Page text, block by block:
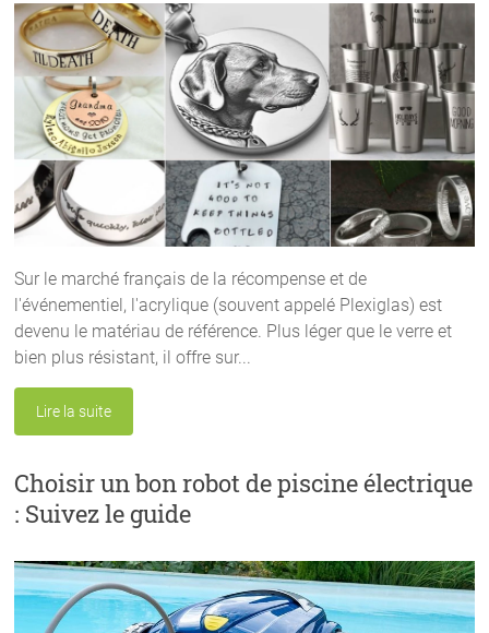
Sur le marché français de la récompense et de
l'événementiel, l'acrylique (souvent appelé Plexiglas) est
devenu le matériau de référence. Plus léger que le verre et
bien plus résistant, il offre sur...
Lire la suite
Choisir un bon robot de piscine électrique
: Suivez le guide